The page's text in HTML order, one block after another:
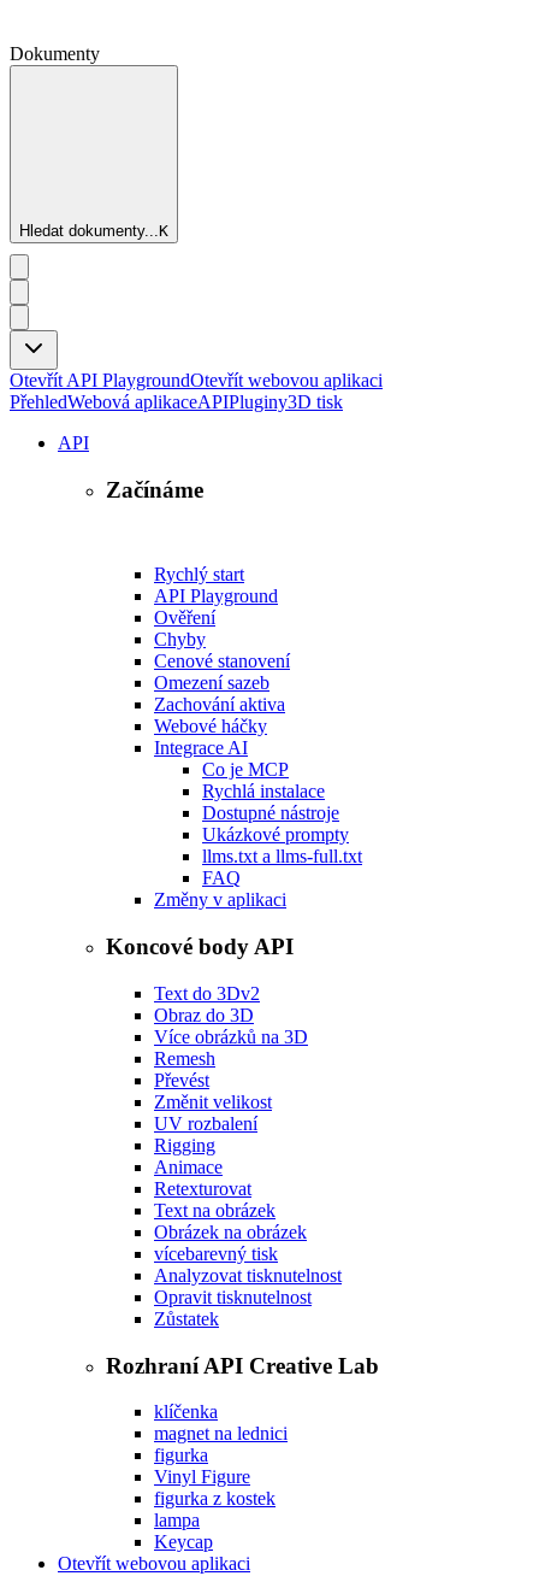
Dokumenty
Hledat dokumenty...K
Otevřít API PlaygroundOtevřít webovou aplikaci
PřehledWebová aplikaceAPIPluginy3D tisk
API
Začínáme
Rychlý start
API Playground
Ověření
Chyby
Cenové stanovení
Omezení sazeb
Zachování aktiva
Webové háčky
Integrace AI
Co je MCP
Rychlá instalace
Dostupné nástroje
Ukázkové prompty
llms.txt a llms-full.txt
FAQ
Změny v aplikaci
Koncové body API
Text do 3Dv2
Obraz do 3D
Více obrázků na 3D
Remesh
Převést
Změnit velikost
UV rozbalení
Rigging
Animace
Retexturovat
Text na obrázek
Obrázek na obrázek
vícebarevný tisk
Analyzovat tisknutelnost
Opravit tisknutelnost
Zůstatek
Rozhraní API Creative Lab
klíčenka
magnet na lednici
figurka
Vinyl Figure
figurka z kostek
lampa
Keycap
Otevřít webovou aplikaci